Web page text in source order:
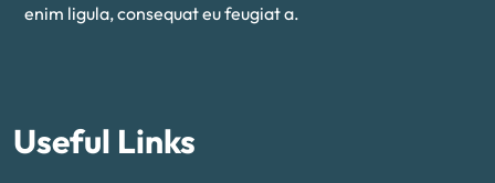
enim ligula, consequat eu feugiat a.
Useful Links